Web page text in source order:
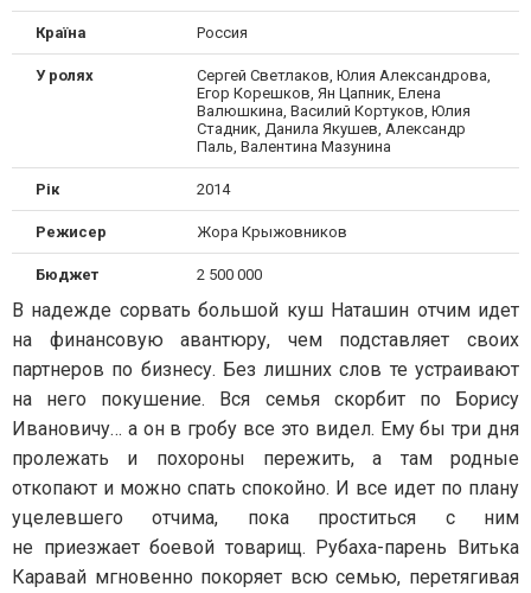
Країна Россия
У ролях
Сергей Светлаков, Юлия Александрова,
Егор Корешков, Ян Цапник, Елена
Валюшкина, Василий Кортуков, Юлия
Стадник, Данила Якушев, Александр
Паль, Валентина Мазунина
Рік 2014
Режисер Жора Крыжовников
Бюджет 2 500 000
В надежде сорвать большой куш Наташин отчим идет
на финансовую авантюру, чем подставляет своих
партнеров по бизнесу. Без лишних слов те устраивают
на него покушение. Вся семья скорбит по Борису
Ивановичу… а он в гробу все это видел. Ему бы три дня
пролежать и похороны пережить, а там родные
откопают и можно спать спокойно. И все идет по плану
уцелевшего отчима, пока проститься с ним
не приезжает боевой товарищ. Рубаха-парень Витька
Каравай мгновенно покоряет всю семью, перетягивая